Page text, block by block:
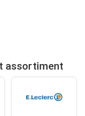
assortiment